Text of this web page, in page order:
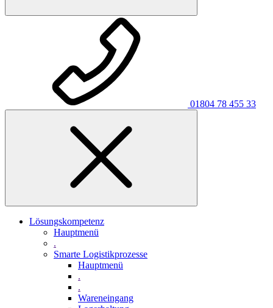
01804 78 455 33
Lösungskompetenz
Hauptmenü
.
Smarte Logistikprozesse
Hauptmenü
.
.
Wareneingang